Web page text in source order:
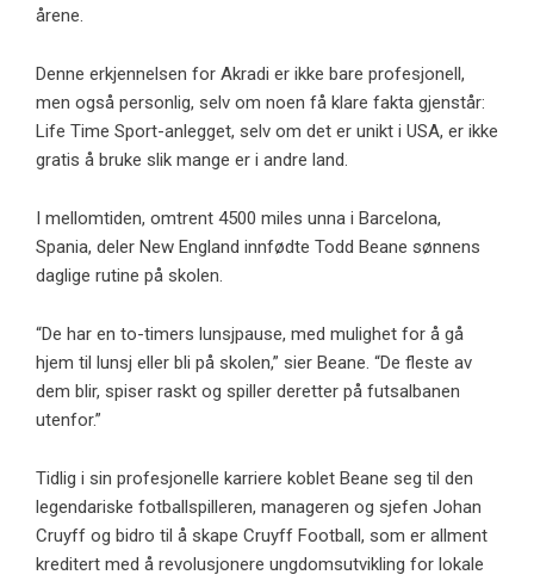
årene.
Denne erkjennelsen for Akradi er ikke bare profesjonell,
men også personlig, selv om noen få klare fakta gjenstår:
Life Time Sport-anlegget, selv om det er unikt i USA, er ikke
gratis å bruke slik mange er i andre land.
I mellomtiden, omtrent 4500 miles unna i Barcelona, ​​
Spania, deler New England innfødte Todd Beane sønnens
daglige rutine på skolen.
“De har en to-timers lunsjpause, med mulighet for å gå
hjem til lunsj eller bli på skolen,” sier Beane. “De fleste av
dem blir, spiser raskt og spiller deretter på futsalbanen
utenfor.”
Tidlig i sin profesjonelle karriere koblet Beane seg til den
legendariske fotballspilleren, manageren og sjefen Johan
Cruyff og bidro til å skape Cruyff Football, som er allment
kreditert med å revolusjonere ungdomsutvikling for lokale